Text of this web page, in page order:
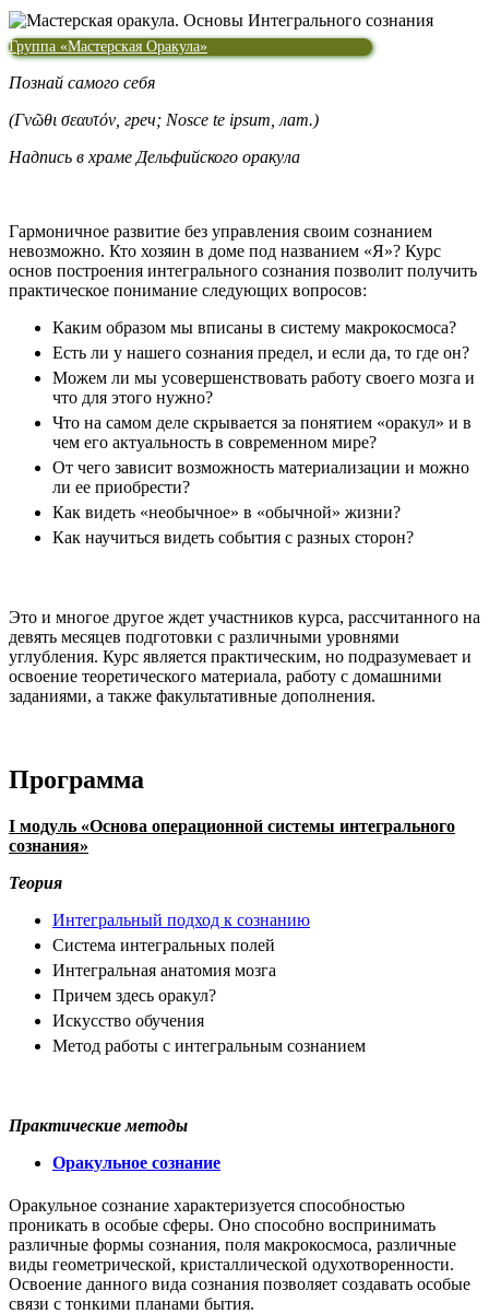
Группа «Мастерская Оракула»
Познай самого себя
(Γνῶθι σεαυτόν греч; Nosce te ipsum, лат.)
Надпись в храме Дельфийского оракула
Гармоничное развитие без управления своим сознанием
невозможно. Кто хозяин в доме под названием «Я»? Курс
основ построения интегрального сознания позволит получить
практическое понимание следующих вопросов:
Каким образом мы вписаны в систему макрокосмоса?
Есть ли у нашего сознания предел, и если да, то где он?
Можем ли мы усовершенствовать работу своего мозга и
что для этого нужно?
Что на самом деле скрывается за понятием «оракул» и в
чем его актуальность в современном мире?
От чего зависит возможность материализации и можно
ли ее приобрести?
Как видеть «необычное» в «обычной» жизни?
Как научиться видеть события с разных сторон?
Это и многое другое ждет участников курса, рассчитанного на
девять месяцев подготовки с различными уровнями
углубления. Курс является практическим, но подразумевает и
освоение теоретического материала, работу с домашними
заданиями, а также факультативные дополнения.
Программа
I модуль «Основа операционной системы интегрального
сознания»
Теория
Интегральный подход к сознанию
Система интегральных полей
Интегральная анатомия мозга
Причем здесь оракул?
Искусство обучения
Метод работы с интегральным сознанием
Практические методы
Оракульное сознание
Оракульное сознание характеризуется способностью
проникать в особые сферы. Оно способно воспринимать
различные формы сознания, поля макрокосмоса, различные
виды геометрической, кристаллической одухотворенности.
Освоение данного вида сознания позволяет создавать особые
связи с тонкими планами бытия.